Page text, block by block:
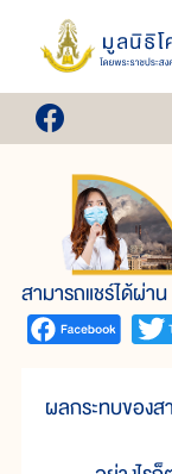
สามารถแชร์ได้ผ่า
ผลกระทบของ